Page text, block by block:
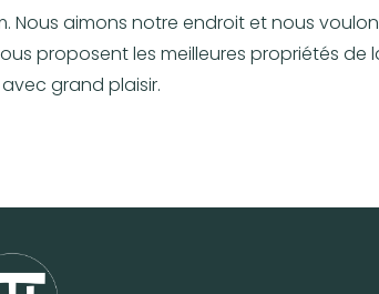
aimons notre endroit et nous
proposent les meilleures propriétés
grand plaisir.